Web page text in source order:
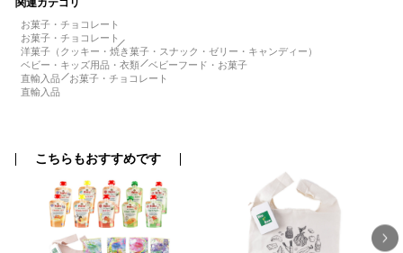
お菓子・チョコレート
お菓子・チョコレート
洋菓子（クッキー・焼き菓子・スナック・ゼリー・キャンディー）
ベビー・キッズ用品・衣類
ベビーフード・お菓子
直輸入品
お菓子・チョコレート
直輸入品
こちらもおすすめです